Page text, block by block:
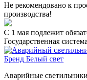
Не рекомендовано к
производства!
C 1 мая подлежит
Государственная
Бренд Белый свет
Аварийные